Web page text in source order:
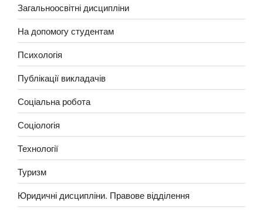
Загальноосвітні дисципліни
На допомогу студентам
Психологія
Публікації викладачів
Соціальна робота
Соціологія
Технології
Туризм
Юридичні дисципліни. Правове відділення